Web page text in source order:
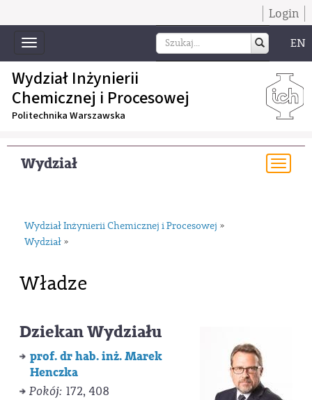
Login
Toggle
navigation
EN
Wydział Inżynierii
Chemicznej i Procesowej
Politechnika Warszawska
Wydział
Wydział Inżynierii Chemicznej i Procesowej »
Wydział »
Władze
Dziekan Wydziału
prof. dr hab. inż. Marek
Henczka
Pokój: 172, 408